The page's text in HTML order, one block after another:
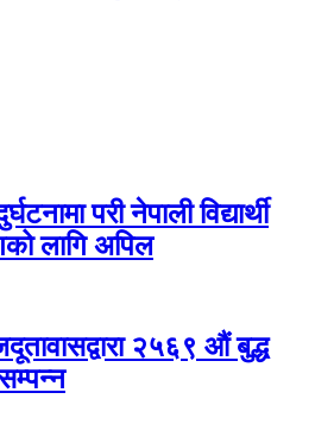
परी नेपाली विद्यार्थी
लागि अपिल
२५६९ औं बुद्ध